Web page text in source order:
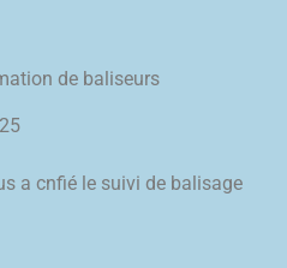
de baliseurs
a cnfié le suivi de balisage